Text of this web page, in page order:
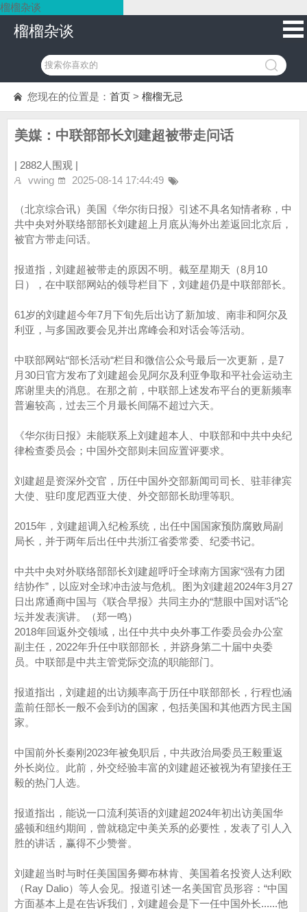
榴榴杂谈
榴榴杂谈
您现在的位置是： 首页 > 榴榴无忌
美媒：中联部部长刘建超被带走问话
| 2882人围观 |
vwing
2025-08-14 17:44:49
（北京综合讯）美国《华尔街日报》引述不具名知情者称，中
共中央对外联络部部长刘建超上月底从海外出差返回北京后，
被官方带走问话。
报道指，刘建超被带走的原因不明。截至星期天（8月10
日），在中联部网站的领导栏目下，刘建超仍是中联部部长。
61岁的刘建超今年7月下旬先后出访了新加坡、南非和阿尔及
利亚，与多国政要会见并出席峰会和对话会等活动。
中联部网站“部长活动“栏目和微信公众号最后一次更新，是7
月30日官方发布了刘建超会见阿尔及利亚争取和平社会运动主
席谢里夫的消息。在那之前，中联部上述发布平台的更新频率
普遍较高，过去三个月最长间隔不超过六天。
《华尔街日报》未能联系上刘建超本人、中联部和中共中央纪
律检查委员会；中国外交部则未回应置评要求。
刘建超是资深外交官，历任中国外交部新闻司司长、驻菲律宾
大使、驻印度尼西亚大使、外交部部长助理等职。
2015年，刘建超调入纪检系统，出任中国国家预防腐败局副
局长，并于两年后出任中共浙江省委常委、纪委书记。
中共中央对外联络部部长刘建超呼吁全球南方国家“强有力团
结协作”，以应对全球冲击波与危机。图为刘建超2024年3月27
日出席通商中国与《联合早报》共同主办的“慧眼中国对话”论
坛并发表演讲。（郑一鸣）
2018年回返外交领域，出任中共中央外事工作委员会办公室
副主任，2022年升任中联部部长，并跻身第二十届中央委
员。中联部是中共主管党际交流的职能部门。
报道指出，刘建超的出访频率高于历任中联部部长，行程也涵
盖前任部长一般不会到访的国家，包括美国和其他西方民主国
家。
中国前外长秦刚2023年被免职后，中共政治局委员王毅重返
外长岗位。此前，外交经验丰富的刘建超还被视为有望接任王
毅的热门人选。
报道指出，能说一口流利英语的刘建超2024年初出访美国华
盛顿和纽约期间，曾就稳定中美关系的必要性，发表了引人入
胜的讲话，赢得不少赞誉。
刘建超当时与时任美国国务卿布林肯、美国着名投资人达利欧
（Ray Dalio）等人会见。报道引述一名美国官员形容：“中国
方面基本上是在告诉我们，刘建超会是下一任中国外长......他